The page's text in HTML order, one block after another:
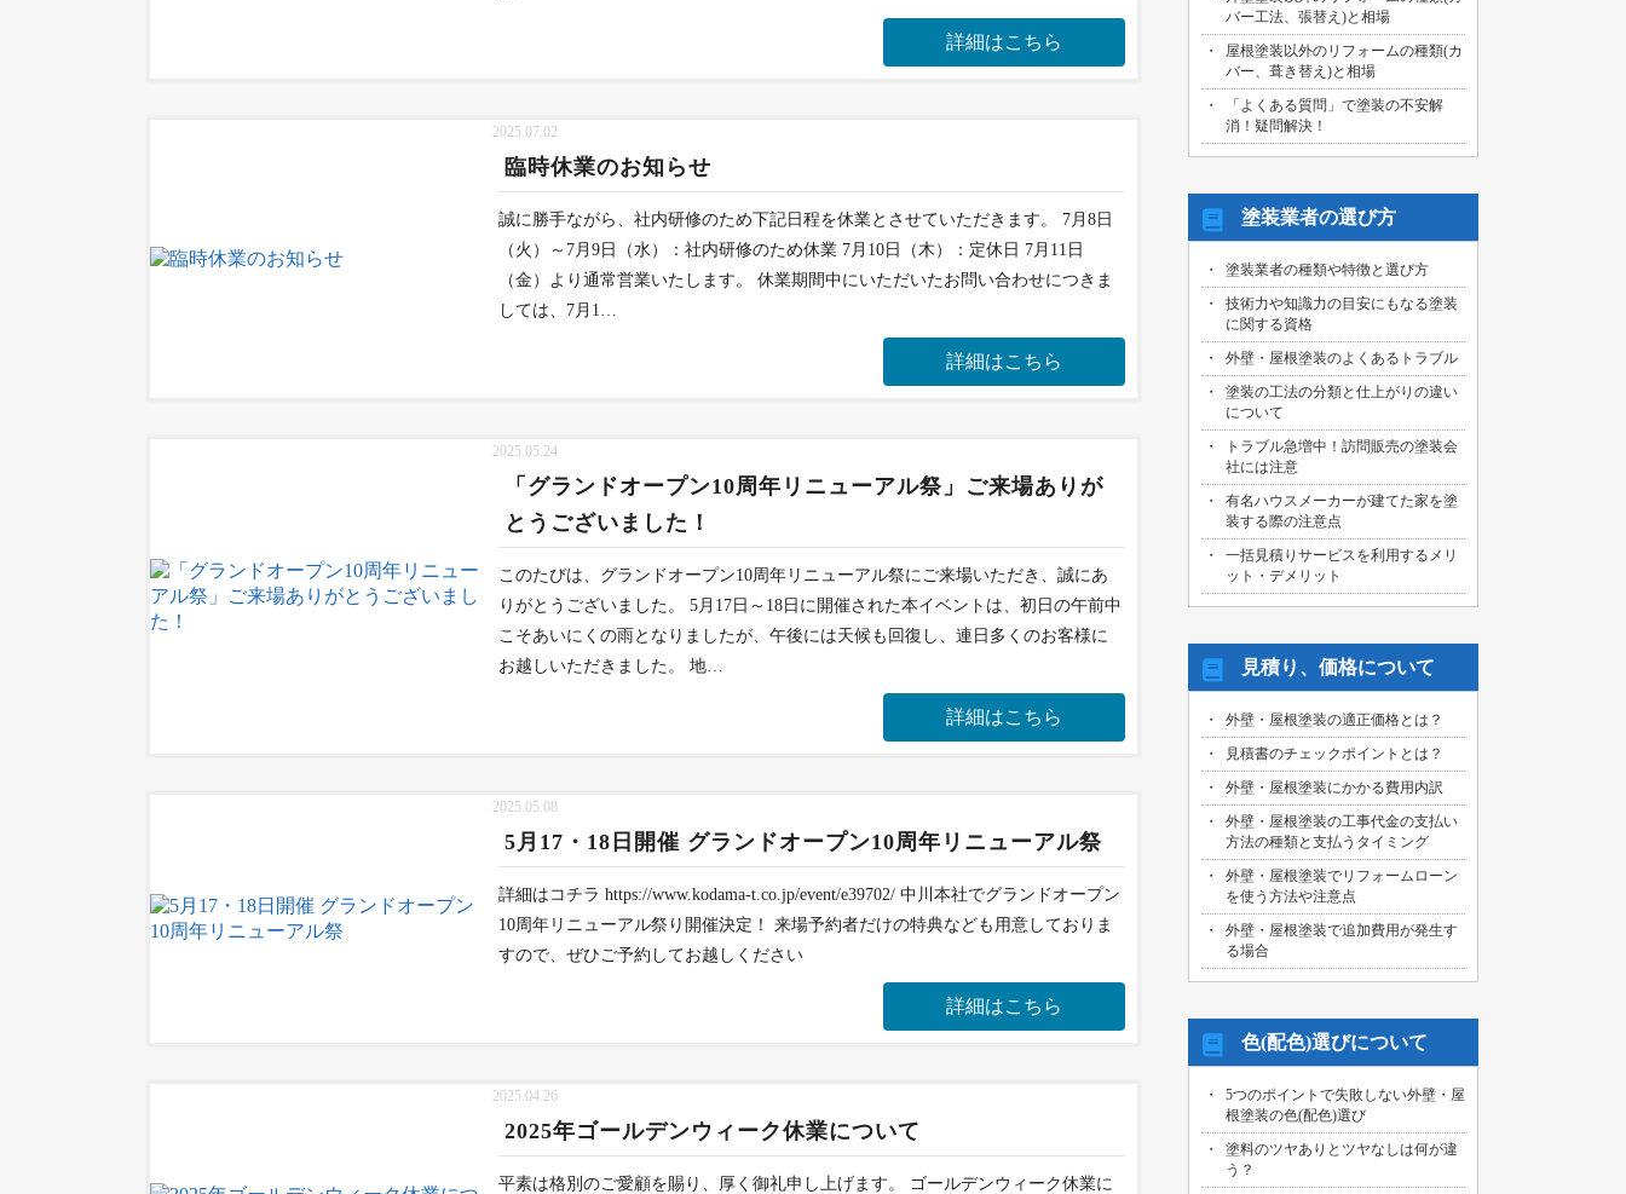
詳細はこちら
2025.07.02
臨時休業のお知らせ
誠に勝手ながら、社内研修のため下記日程を休業とさせていただきます。 7月8日
（火）～7月9日（水）：社内研修のため休業 7月10日（木）：定休日 7月11日
（金）より通常営業いたします。 休業期間中にいただいたお問い合わせにつきま
しては、7月1…
詳細はこちら
2025.05.24
「グランドオープン10周年リニューアル祭」ご来場ありが
とうございました！
このたびは、グランドオープン10周年リニューアル祭にご来場いただき、誠にあ
りがとうございました。 5月17日～18日に開催された本イベントは、初日の午前中
こそあいにくの雨となりましたが、午後には天候も回復し、連日多くのお客様に
お越しいただきました。 地…
詳細はこちら
2025.05.08
5月17・18日開催 グランドオープン10周年リニューアル祭
詳細はコチラ https://www.kodama-t.co.jp/event/e39702/ 中川本社でグランドオープン
10周年リニューアル祭り開催決定！ 来場予約者だけの特典なども用意しておりま
すので、ぜひご予約してお越しください
詳細はこちら
2025.04.26
2025年ゴールデンウィーク休業について
平素は格別のご愛顧を賜り、厚く御礼申し上げます。 ゴールデンウィーク休業に
2026/07/30
名古屋市名東区のお客様より、屋上バル
コニー防水工事の御見積依頼を頂きまし
た！
2026/07/29
名古屋市千種区のお客様より、エントラ
ンス雨漏り修繕工事の御見積依頼を頂き
バー工法、張替え)と相場
屋根塗装以外のリフォームの種類(カ
バー、葺き替え)と相場
「よくある質問」で塗装の不安解
消！疑問解決！
塗装業者の選び方
塗装業者の種類や特徴と選び方
技術力や知識力の目安にもなる塗装
に関する資格
外壁・屋根塗装のよくあるトラブル
塗装の工法の分類と仕上がりの違い
について
トラブル急増中！訪問販売の塗装会
社には注意
有名ハウスメーカーが建てた家を塗
装する際の注意点
一括見積りサービスを利用するメリ
ット・デメリット
見積り、価格について
外壁・屋根塗装の適正価格とは？
見積書のチェックポイントとは？
外壁・屋根塗装にかかる費用内訳
外壁・屋根塗装の工事代金の支払い
方法の種類と支払うタイミング
外壁・屋根塗装でリフォームローン
を使う方法や注意点
外壁・屋根塗装で追加費用が発生す
る場合
色(配色)選びについて
5つのポイントで失敗しない外壁・屋
根塗装の色(配色)選び
塗料のツヤありとツヤなしは何が違
う？